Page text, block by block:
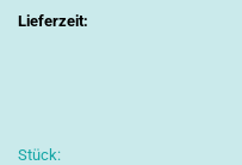
Lieferzeit:
Stück: